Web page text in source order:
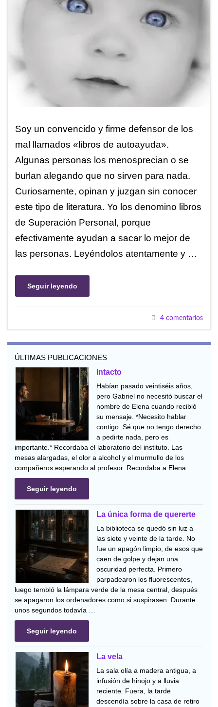
Soy un convencido y firme defensor de los
mal llamados «libros de autoayuda».
Algunas personas los menosprecian o se
burlan alegando que no sirven para nada.
Curiosamente, opinan y juzgan sin conocer
este tipo de literatura. Yo los denomino libros
de Superación Personal, porque
efectivamente ayudan a sacar lo mejor de
las personas. Leyéndolos atentamente y …
Seguir leyendo
4 comentarios
ÚLTIMAS PUBLICACIONES
Intacto
Habían pasado veintiséis años,
pero Gabriel no necesitó buscar el
nombre de Elena cuando recibió
su mensaje. *Necesito hablar
contigo. Sé que no tengo derecho
a pedirte nada, pero es
importante.* Recordaba el laboratorio del instituto. Las
mesas alargadas, el olor a alcohol y el murmullo de los
compañeros esperando al profesor. Recordaba a Elena …
Seguir leyendo
La única forma de quererte
La biblioteca se quedó sin luz a
las siete y veinte de la tarde. No
fue un apagón limpio, de esos que
caen de golpe y dejan una
oscuridad perfecta. Primero
parpadearon los fluorescentes,
luego tembló la lámpara verde de la mesa central, después
se apagaron los ordenadores como si suspirasen. Durante
unos segundos todavía …
Seguir leyendo
La vela
La sala olía a madera antigua, a
infusión de hinojo y a lluvia
reciente. Fuera, la tarde
descendía sobre la casa de retiro